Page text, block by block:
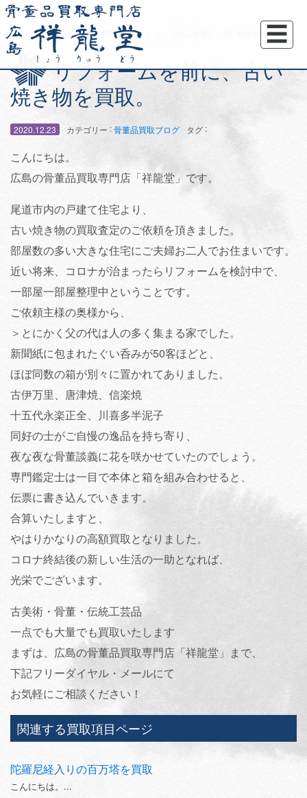
☰
トップページ 骨董品買取ブログ リフォームを前に、古い焼き物を買取。
リフォームを前に、古い
焼き物を買取。
2020.12.23 カテゴリー :骨董品買取ブログ タグ :
こんにちは。
広島の骨董品買取専門店「祥龍堂」です。
尾道市内の戸建て住宅より、
古い焼き物の買取査定のご依頼を頂きました。
部屋数の多い大きな住宅にご夫婦お二人でお住まいです。
近い将来、コロナが治まったらリフォームを検討中で、
一部屋一部屋整理中ということです。
ご依頼主様の奥様から、
＞とにかく父の代は人の多く集まる家でした。
新聞紙に包まれたぐい呑みが50客ほどと、
ほぼ同数の箱が別々に置かれてありました。
古伊万里、唐津焼、信楽焼
十五代永楽正全、川喜多半泥子
同好の士がご自慢の逸品を持ち寄り、
夜な夜な骨董談義に花を咲かせていたのでしょう。
専門鑑定士は一目で本体と箱を組み合わせると、
伝票に書き込んでいきます。
合算いたしますと、
やはりかなりの高額買取となりました。
コロナ終結後の新しい生活の一助となれば、
光栄でございます。
古美術・骨董・伝統工芸品
一点でも大量でも買取いたします
まずは、広島の骨董品買取専門店「祥龍堂」まで、
下記フリーダイヤル・メールにて
お気軽にご相談ください！
関連する買取項目ページ
陀羅尼経入りの百万塔を買取
こんにちは。...